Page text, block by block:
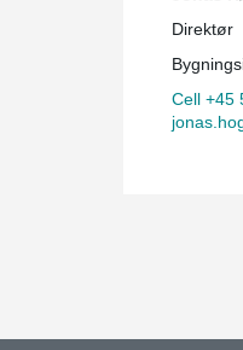
Direktør
Cell +45